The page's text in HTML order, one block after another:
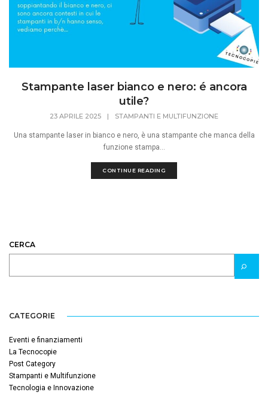
Stampante laser bianco e nero: é ancora
utile?
23 APRILE 2025 | STAMPANTI E MULTIFUNZIONE
Una stampante laser in bianco e nero, è una stampante che manca della
funzione stampa...
CONTINUE READING
CERCA
CATEGORIE
Eventi e finanziamenti
La Tecnocopie
Post Category
Stampanti e Multifunzione
Tecnologia e Innovazione